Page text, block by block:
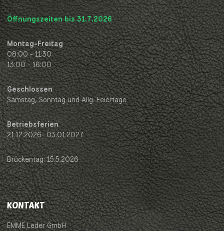
Öffnungszeiten bis 31.7.2026
Montag-Freitag
08:00 - 11:30
13:00 - 16:00
Geschlossen
Samstag, Sonntag und Allg. Feiertage
Betriebsferien
21.12.2026- 03.01.2027
Brückentag: 15.5.2026
KONTAKT
EMME Leder GmbH